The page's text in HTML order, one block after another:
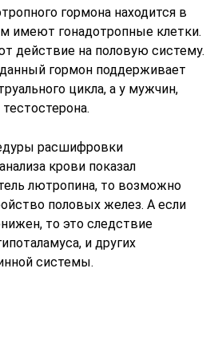
гормона находится в
имеют гонадотропные клетки.
действие на половую систему.
гормон поддерживает
цикла, а у мужчин,
расшифровки
крови показал
лютропина, то возможно
половых желез. А если
то это следствие
и других
системы.